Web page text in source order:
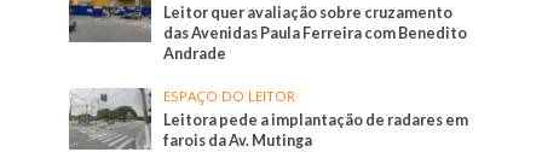
Leitor quer avaliação sobre cruzamento
das Avenidas Paula Ferreira com Benedito
Andrade
ESPAÇO DO LEITOR
Leitora pede a implantação de radares em
farois da Av. Mutinga